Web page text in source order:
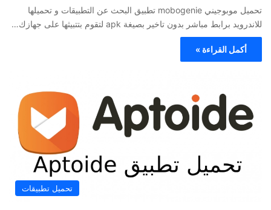
تحميل موبوجيني mobogenie تطبيق البحث عن التطبيقات و تحميلها
للاندرويد برابط مباشر بدون تاخير بصيغة apk لتقوم بتتبيثها على جهازك…
أكمل القراءة »
تحميل تطبيقات